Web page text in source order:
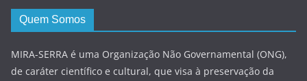
Quem Somos
MIRA-SERRA é uma Organização Não Governamental (ONG),
de caráter científico e cultural, que visa à preservação da